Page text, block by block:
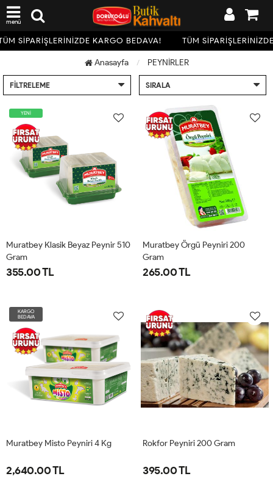
menü
SİPARİŞLERİNİZDE KARGO BEDAVA! TÜM
Anasayfa PEYNİRLER
FILTRELEME SIRALA
YENİ
Muratbey Klasik Beyaz Peynir 510
Gram
355.00 TL
Muratbey Örgü Peyniri 200
Gram
265.00 TL
KARGO
BEDAVA
Muratbey Misto Peyniri 4 Kg
2,640.00 TL
Rokfor Peyniri 200 Gram
395.00 TL